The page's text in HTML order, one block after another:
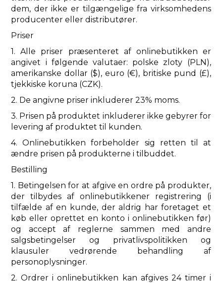
dem, der ikke er tilgængelige fra virksomhedens
producenter eller distributører.
Priser
1. Alle priser præsenteret af onlinebutikken er
angivet i følgende valutaer: polske zloty (PLN),
amerikanske dollar ($), euro (€), britiske pund (£),
tjekkiske koruna (CZK).
2. De angivne priser inkluderer 23% moms.
3. Prisen på produktet inkluderer ikke gebyrer for
levering af produktet til kunden.
4. Onlinebutikken forbeholder sig retten til at
ændre prisen på produkterne i tilbuddet.
Bestilling
1. Betingelsen for at afgive en ordre på produkter,
der tilbydes af onlinebutikkener registrering (i
tilfælde af en kunde, der aldrig har foretaget et
køb eller oprettet en konto i onlinebutikken før)
og accept af reglerne sammen med andre
salgsbetingelser og privatlivspolitikken og
klausuler vedrørende behandling af
personoplysninger.
2. Ordrer i onlinebutikken kan afgives 24 timer i